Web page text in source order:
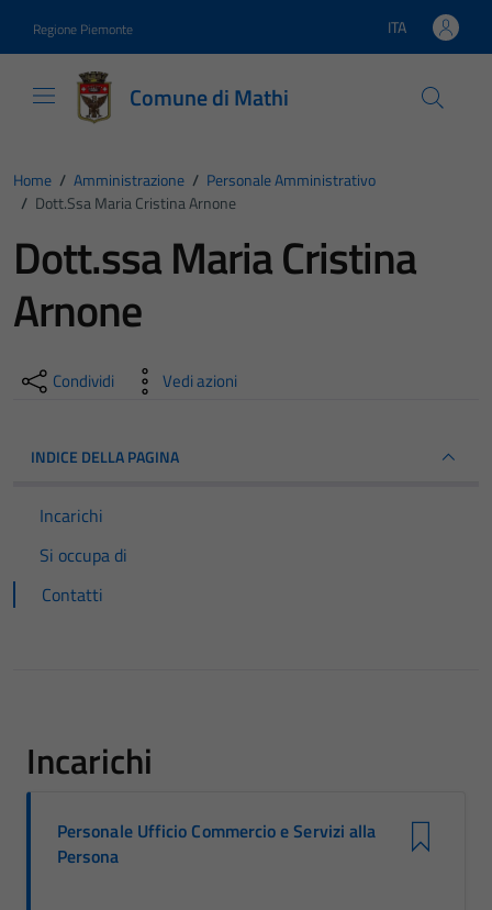
Regione Piemonte Lingua attiva:
ITA
Comune di Mathi
Home / Amministrazione / Personale Amministrativo
/ Dott.ssa Maria Cristina Arnone
Dott.ssa Maria Cristina
Arnone
Condividi Vedi azioni
INDICE DELLA PAGINA
Incarichi
Si occupa di
Contatti
Incarichi
Personale Ufficio Commercio e Servizi alla
Persona